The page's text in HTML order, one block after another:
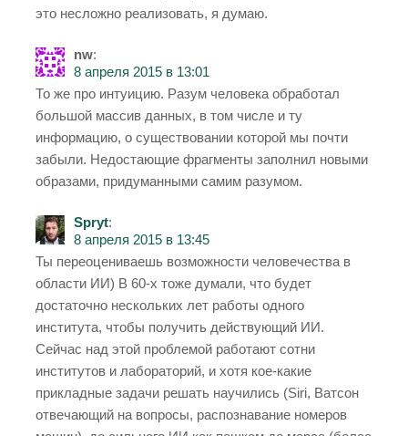
это несложно реализовать, я думаю.
nw:
8 апреля 2015 в 13:01
То же про интуицию. Разум человека обработал
большой массив данных, в том числе и ту
информацию, о существовании которой мы почти
забыли. Недостающие фрагменты заполнил новыми
образами, придуманными самим разумом.
Spryt:
8 апреля 2015 в 13:45
Ты переоцениваешь возможности человечества в
области ИИ) В 60-х тоже думали, что будет
достаточно нескольких лет работы одного
института, чтобы получить действующий ИИ.
Сейчас над этой проблемой работают сотни
институтов и лабораторий, и хотя кое-какие
прикладные задачи решать научились (Siri, Ватсон
отвечающий на вопросы, распознавание номеров